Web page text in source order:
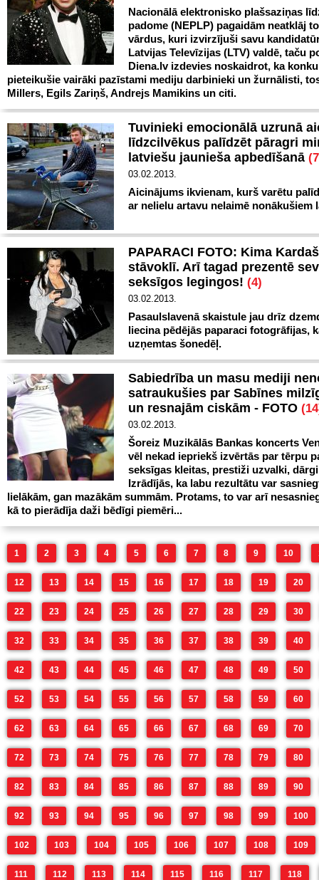
Nacionālā elektronisko plašsaziņas
padome (NEPLP) pagaidām neatklāj
vārdus, kuri izvirzījuši savu
Latvijas Televīzijas (LTV) valdē, taču
Diena.lv izdevies noskaidrot, ka
pieteikušie vairāki pazīstami mediju darbinieki un žurnālisti,
Millers, Egils Zariņš, Andrejs Mamikins un citi.
Tuvinieki emocionālā uzrunā
līdzcilvēkus palīdzēt pāragri
latviešu jaunieša apbedīšanā
03.02.2013.
Aicinājums ikvienam, kurš varētu
ar nelielu artavu nelaimē nonākušiem
PAPARACI FOTO: Kima
stāvoklī. Arī tagad prezentē
seksīgos legingos! (4)
03.02.2013.
Pasaulslavenā skaistule jau drīz
liecina pēdējās paparaci fotogrāfijas,
uzņemtas šonedēļ.
Sabiedrība un masu mediji
satraukušies par Sabīnes
un resnajām ciskām - FOTO
03.02.2013.
Šoreiz Muzikālās Bankas koncerts
vēl nekad iepriekš izvērtās par tērpu
seksīgas kleitas, prestiži uzvalki,
Izrādījās, ka labu rezultātu var
lielākām, gan mazākām summām. Protams, to var arī
kā to pierādīja daži bēdīgi piemēri...
1 2 3 4 5 6 7 8 9 10
12 13 14 15 16 17 18 19 20
22 23 24 25 26 27 28 29 30
32 33 34 35 36 37 38 39 40
42 43 44 45 46 47 48 49 50
52 53 54 55 56 57 58 59 60
62 63 64 65 66 67 68 69 70
72 73 74 75 76 77 78 79 80
82 83 84 85 86 87 88 89 90
92 93 94 95 96 97 98 99 100
102 103 104 105 106 107 108 109
111 112 113 114 115 116 117 118